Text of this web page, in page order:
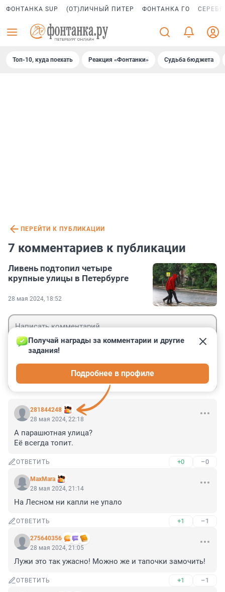
ФОНТАНКА SUP (ОТ)ЛИЧНЫЙ ПИТЕР ФОНТАНКА ГО
Топ-10, куда поехать Реакция «Фонтанки» Судьба бюджета
ПЕРЕЙТИ К ПУБЛИКАЦИИ
7 комментариев к публикации
Ливень подтопил четыре
крупные улицы в Петербурге
28 мая 2024, 18:52
281844248
Получай награды за комментарии и другие
задания!
Подробнее в профиле
28 мая 2024, 22:18
А парашютная улица?
Её всегда топит.
ОТВЕТИТЬ +0 –0
MaxMara
28 мая 2024, 21:14
На Лесном ни капли не упало
ОТВЕТИТЬ +1 –1
275640356
28 мая 2024, 21:05
Лужи это так ужасно! Можно же и тапочки замочить!
ОТВЕТИТЬ +1 –1